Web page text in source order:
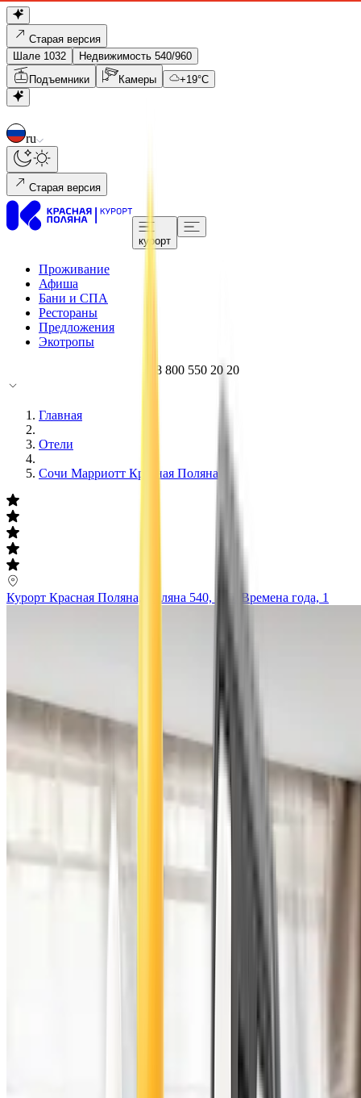
Старая версия
Шале 1032
Недвижимость 540/960
Подъемники
Камеры +19°C
ru
Старая версия
курорт
Проживание
Афиша
Бани и СПА
Рестораны
Предложения
Экотропы
8 800 550 20 20
Главная
Отели
Сочи Марриотт Красная Поляна
Курорт Красная Поляна, Поляна 540, наб. Времена года, 1